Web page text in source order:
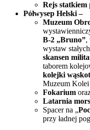
Rejs statkiem
Półwysep Helski –
Muzeum
B-2 „Bruno”,
wystaw
skansen
taborem
kolejki
Muzeum
Fokarium
Latarnia
Spacer na „
przy ładnej